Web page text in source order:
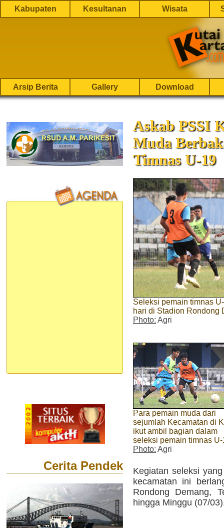
Kabupaten Kesultanan Wisata
Arsip Berita Gallery Download
Cerita Pendek
Askab PSSI
Muda
Timnas U-19
Seleksi pemain timnas
hari di Stadion Rondong
Photo: Agri
Para pemain muda dari
sejumlah Kecamatan di
ikut ambil bagian dalam
seleksi pemain timnas
Photo: Agri
Kegiatan seleksi
kecamatan ini
Rondong Demang,
hingga Minggu (07/